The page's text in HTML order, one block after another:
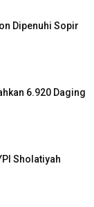
Dipenuhi Sopir
6.920 Daging
Sholatiyah